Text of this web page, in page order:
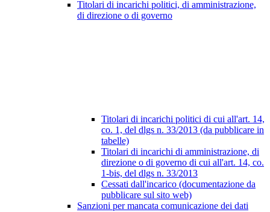
Titolari di incarichi politici, di amministrazione,
di direzione o di governo
Titolari di incarichi politici di cui all'art. 14,
co. 1, del dlgs n. 33/2013 (da pubblicare in
tabelle)
Titolari di incarichi di amministrazione, di
direzione o di governo di cui all'art. 14, co.
1-bis, del dlgs n. 33/2013
Cessati dall'incarico (documentazione da
pubblicare sul sito web)
Sanzioni per mancata comunicazione dei dati